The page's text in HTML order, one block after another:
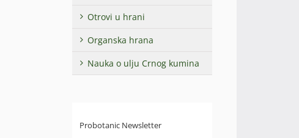
Otrovi u hrani
Organska hrana
Nauka o ulju Crnog kumina
Probotanic Newsletter